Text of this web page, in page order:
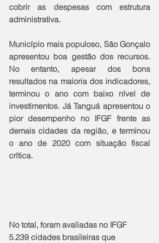
cobrir as despesas com estrutura
administrativa.
Município mais populoso, São Gonçalo
apresentou boa gestão dos recursos.
No entanto, apesar dos bons
resultados na maioria dos indicadores,
terminou o ano com baixo nível de
investimentos. Já Tanguá apresentou o
pior desempenho no IFGF frente as
demais cidades da região, e terminou
o ano de 2020 com situação fiscal
crítica.
No total, foram avaliadas no IFGF
5.239 cidades brasileiras que